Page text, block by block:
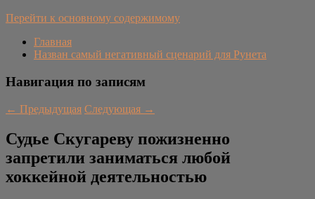
Перейти к основному содержимому
Главная
Назван самый негативный сценарий для Рунета
Навигация по записям
← Предыдущая Следующая →
Судье Скугареву пожизненно
запретили заниматься любой
хоккейной деятельностью